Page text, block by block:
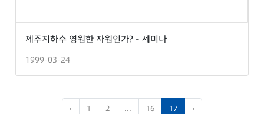
제주지하수 영원한 자원인가? - 세미나
1999-03-24
‹ 1 2 ... 16 17 ›